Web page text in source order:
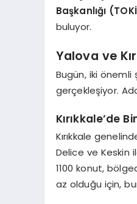
Başkanlığı
buluyor.
Yalova ve
Bugün, iki
gerçekleşiyor.
Kırıkkale’de
Kırıkkale
Delice ve Keskin
1100 konut,
az olduğu için,